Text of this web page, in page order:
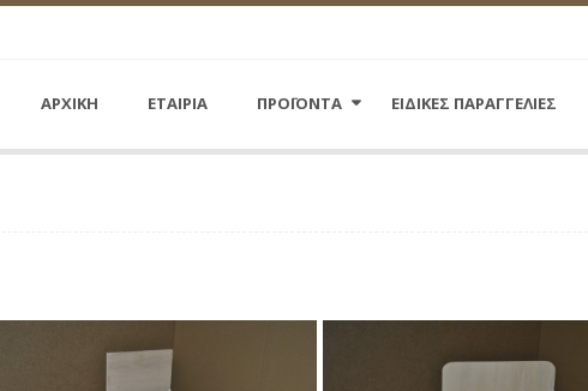
ΑΡΧΙΚΗ ΕΤΑΙΡΙΑ ΠΡΟΪΟΝΤΑ ΕΙΔΙΚΕΣ ΠΑΡΑΓΓΕΛΙΕΣ